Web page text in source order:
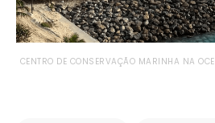
CENTRO DE CONSERVAÇÃO MARINHA NA